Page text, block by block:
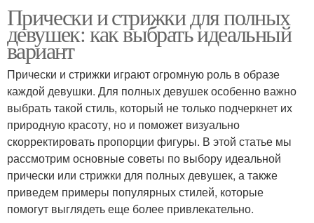
Прически и стрижки для полных
девушек: как выбрать идеальный
вариант
Прически и стрижки играют огромную роль в образе
каждой девушки. Для полных девушек особенно важно
выбрать такой стиль, который не только подчеркнет их
природную красоту, но и поможет визуально
скорректировать пропорции фигуры. В этой статье мы
рассмотрим основные советы по выбору идеальной
прически или стрижки для полных девушек, а также
приведем примеры популярных стилей, которые
помогут выглядеть еще более привлекательно.